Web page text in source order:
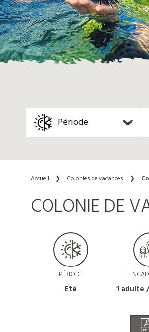
Période
Accueil ❯ Colonies de vacances ❯
COLONIE DE
PÉRIODE
Eté 1 adulte